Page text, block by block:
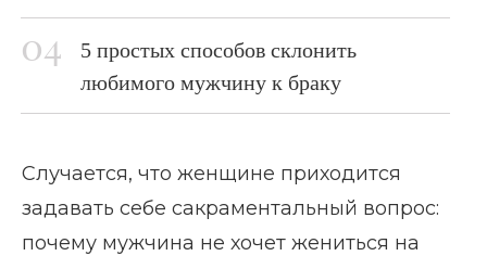
5 простых способов склонить
любимого мужчину к браку
Случается, что женщине приходится
задавать себе сакраментальный вопрос:
почему мужчина не хочет жениться на